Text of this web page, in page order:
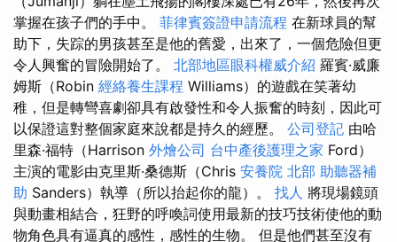
掌握在孩子們的手中。 菲律賓簽證申請流程 在新球員的幫
助下，失踪的男孩甚至是他的舊愛，出來了，一個危險但更
令人興奮的冒險開始了。 北部地區眼科權威介紹 羅賓·威廉
姆斯（Robin 經絡養生課程 Williams）的遊戲在笑著幼
稚，但是轉彎喜劇卻具有啟發性和令人振奮的時刻，因此可
以保證這對整個家庭來說都是持久的經歷。 公司登記 由哈
里森·福特（Harrison 外燴公司 台中產後護理之家 Ford）
主演的電影由克里斯·桑德斯（Chris 安養院 北部 助聽器補
助 Sanders）執導（所以抬起你的龍）。 找人 將現場鏡頭
與動畫相結合，狂野的呼喚詞使用最新的技巧技術使他的動
物角色具有逼真的感性，感性的生物。 但是他們甚至沒有